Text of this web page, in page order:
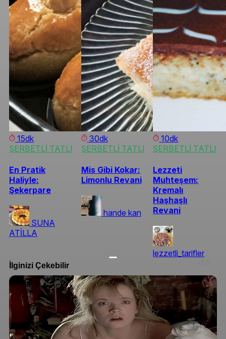
15dk
ŞERBETLİ TATLI
En Pratik
Haliyle:
Şekerpare
SUNA
ATİLLA
30dk
ŞERBETLİ TATLI
Mis Gibi Kokar:
Limonlu Revani
hande kan
10dk
ŞERBETLİ TATLI
Lezzeti
Muhteşem:
Kremalı
Haşhaşlı
Revani
lezzetli_tarifler